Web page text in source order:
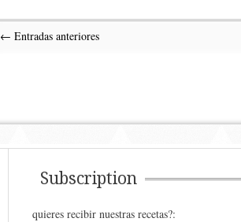
← Entradas anteriores
Subscription
quieres recibir nuestras recetas?: